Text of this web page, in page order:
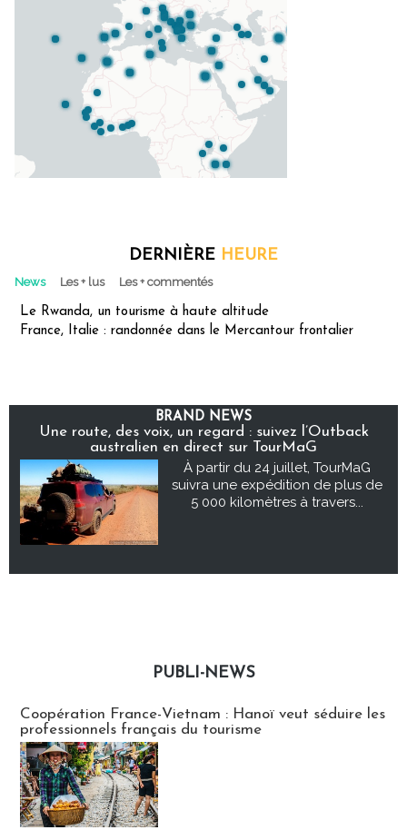
DERNIÈRE HEURE
News Les + lus Les + commentés
Le Rwanda, un tourisme à haute altitude
France, Italie : randonnée dans le Mercantour frontalier
BRAND NEWS
Une route, des voix, un regard : suivez l’Outback
australien en direct sur TourMaG
À partir du 24 juillet, TourMaG
suivra une expédition de plus de
5 000 kilomètres à travers...
PUBLI-NEWS
Coopération France-Vietnam : Hanoï veut séduire les
professionnels français du tourisme